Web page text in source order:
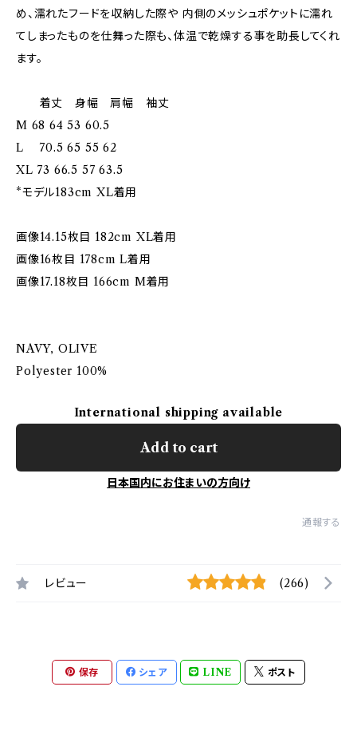
め、濡れたフードを収納した際や 内側のメッシュポケットに濡れ
てしまったものを仕舞った際も、体温で乾燥する事を助長してくれ
ます。
着丈 身幅 肩幅 袖丈
M 68 64 53 60.5
L 70.5 65 55 62
XL 73 66.5 57 63.5
*モデル183cm XL着用
画像14.15枚目 182cm XL着用
画像16枚目 178cm L着用
画像17.18枚目 166cm M着用
NAVY, OLIVE
Polyester 100%
International shipping available
Add to cart
日本国内にお住まいの方向け
通報する
レビュー (266)
保存 シェア LINE ポスト